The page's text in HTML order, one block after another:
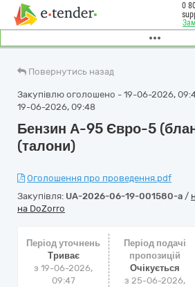
0
Повернутись назад
Закупівлю оголошено - 19-06-2026,
19-06-2026, 09:48
Бензин А-95 Євро-5
(талони)
Оголошення про проведення.pdf
Закупівля: UA-2026-06-19-001580-a /
на DoZorro
Період уточнень
Триває
з 19-06-2026,
09:47
Період подачі
пропозицій
Очікується
з 25-06-2026,